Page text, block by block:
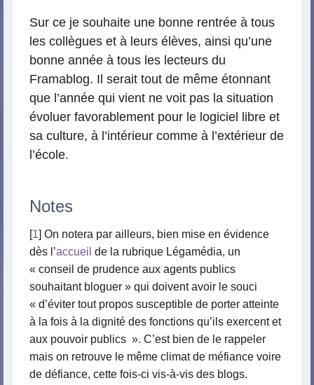
Sur ce je souhaite une bonne rentrée à tous
les collègues et à leurs élèves, ainsi qu’une
bonne année à tous les lecteurs du
Framablog. Il serait tout de même étonnant
que l’année qui vient ne voit pas la situation
évoluer favorablement pour le logiciel libre et
sa culture, à l’intérieur comme à l’extérieur de
l’école.
Notes
[1] On notera par ailleurs, bien mise en évidence
dès l’accueil de la rubrique Légamédia, un
« conseil de prudence aux agents publics
souhaitant bloguer » qui doivent avoir le souci
« d’éviter tout propos susceptible de porter atteinte
à la fois à la dignité des fonctions qu’ils exercent et
aux pouvoir publics ». C’est bien de le rappeler
mais on retrouve le même climat de méfiance voire
de défiance, cette fois-ci vis-à-vis des blogs.